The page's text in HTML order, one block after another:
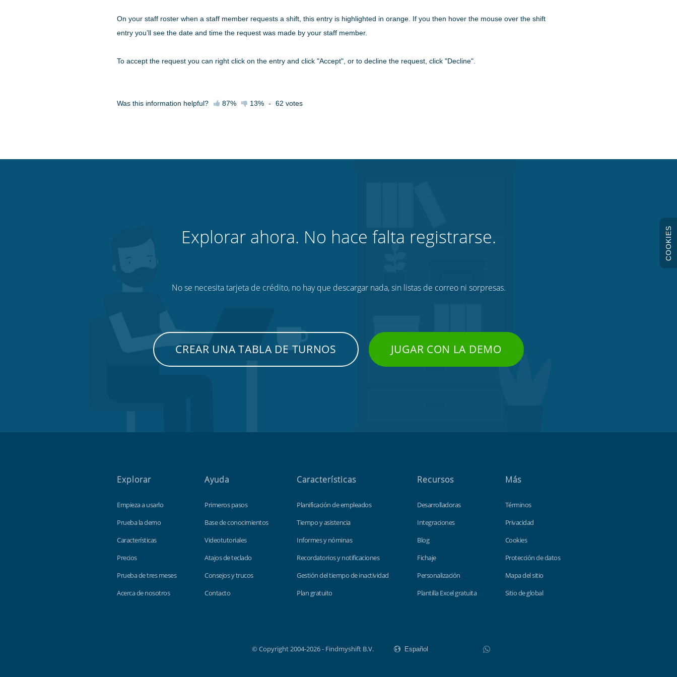
On your staff roster when a staff member requests a shift, this entry is highlighted in orange. If you then hover the mouse over the shift
entry you’ll see the date and time the request was made by your staff member.
To accept the request you can right click on the entry and click "Accept", or to decline the request, click "Decline".
Was this information helpful? 87% 13% - 62 votes
Explorar ahora. No hace falta registrarse.
No se necesita tarjeta de crédito, no hay que descargar nada, sin listas de correo ni sorpresas.
CREAR UNA TABLA DE TURNOS JUGAR CON LA DEMO
Explorar
Empieza a usarlo
Prueba la demo
Características
Precios
Prueba de tres meses
Acerca de nosotros
Ayuda
Primeros pasos
Base de conocimientos
Videotutoriales
Atajos de teclado
Consejos y trucos
Contacto
Características
Planificación de empleados
Tiempo y asistencia
Informes y nóminas
Recordatorios y notificaciones
Gestión del tiempo de inactividad
Plan gratuito
Recursos
Desarrolladoras
Integraciones
Blog
Fichaje
Personalización
Plantilla Excel gratuita
Más
Términos
Privacidad
Cookies
Protección de datos
Mapa del sitio
Sitio de global
© Copyright 2004-2026 - Findmyshift B.V. WhatsApp
COOKIES